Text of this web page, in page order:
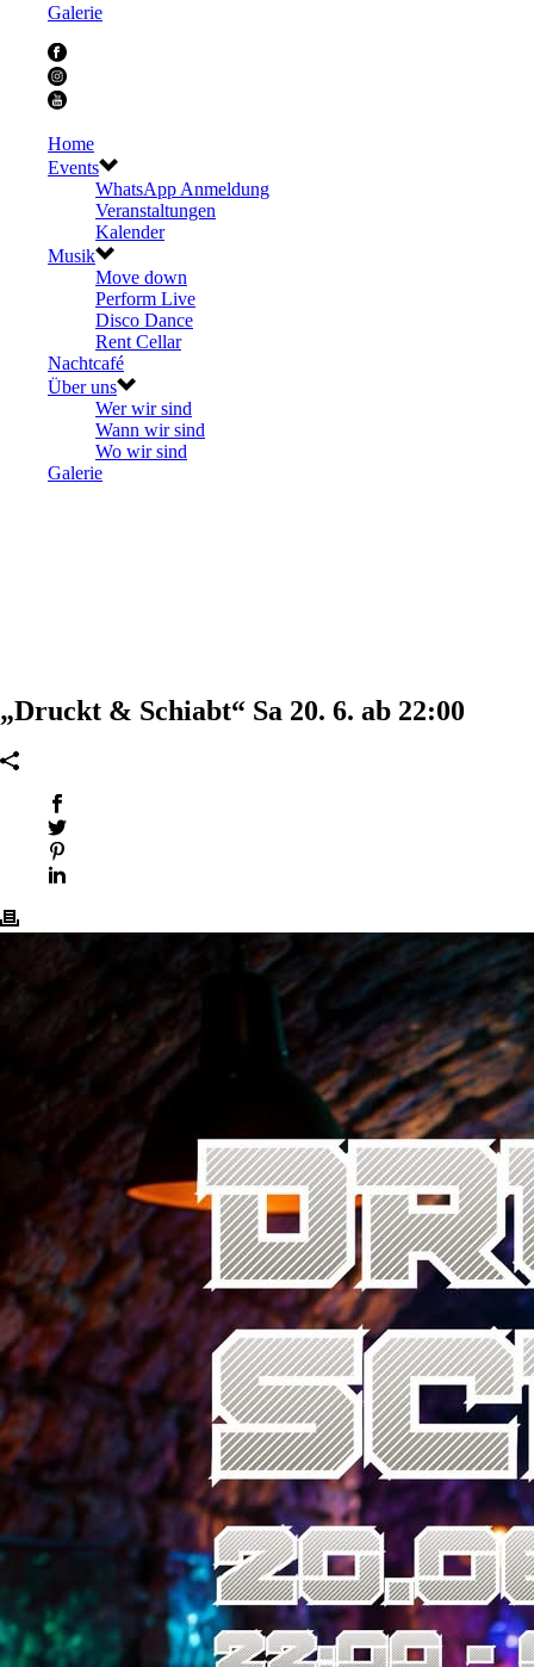
Galerie
Home
Events
WhatsApp Anmeldung
Veranstaltungen
Kalender
Musik
Move down
Perform Live
Disco Dance
Rent Cellar
Nachtcafé
Über uns
Wer wir sind
Wann wir sind
Wo wir sind
Galerie
„Druckt & Schiabt“ Sa 20. 6. ab 22:00